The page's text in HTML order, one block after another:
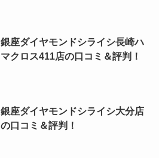
銀座ダイヤモンドシライシ長崎ハ
マクロス411店の口コミ＆評判！
銀座ダイヤモンドシライシ大分店
の口コミ＆評判！